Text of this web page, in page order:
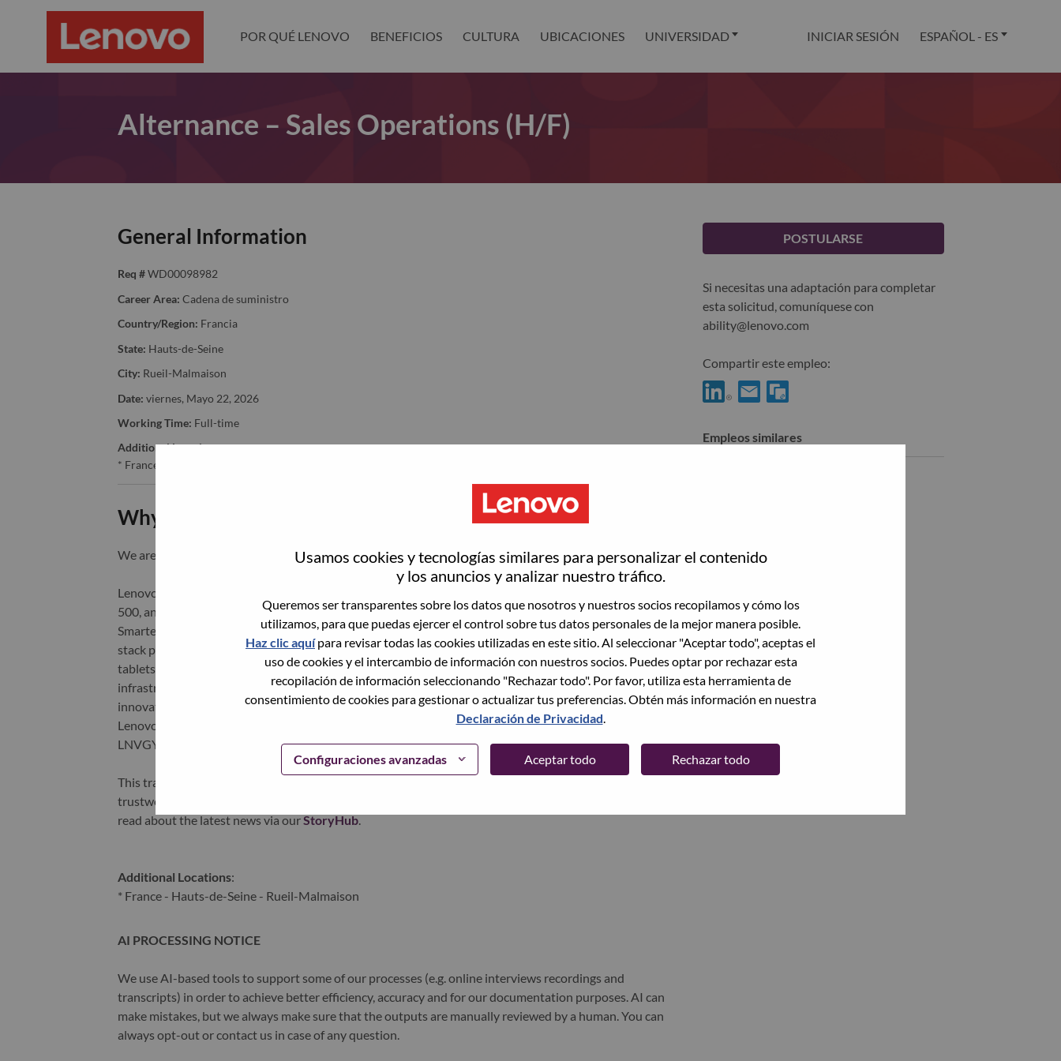
Usamos cookies y tecnologías similares para personalizar el contenido
y los anuncios y analizar nuestro tráfico.
Queremos ser transparentes sobre los datos que nosotros y nuestros socios recopilamos y cómo los
utilizamos, para que puedas ejercer el control sobre tus datos personales de la mejor manera posible.
Haz clic aquípara revisar todas las cookies utilizadas en este sitio. Al seleccionar "Aceptar todo", aceptas el
uso de cookies y el intercambio de información con nuestros socios. Puedes optar por rechazar esta
recopilación de información seleccionando "Rechazar todo". Por favor, utiliza esta herramienta de
consentimiento de cookies para gestionar o actualizar tus preferencias. Obtén más información en nuestra
Declaración de Privacidad.
Configuraciones avanzadas Aceptar todo Rechazar todo
POR QUÉ LENOVO BENEFICIOS CULTURA UBICACIONES UNIVERSIDAD INICIAR SESIÓN ESPAÑOL - ES
Alternance – Sales Operations (H/F)
General Information
Req # WD00098982
Career Area: Cadena de suministro
Country/Region: Francia
State: Hauts-de-Seine
City: Rueil-Malmaison
Date: viernes, Mayo 22, 2026
Working Time: Full-time
Additional Locations:
* France - Hauts-de-Seine - Rueil-Malmaison
Why Work at Lenovo
We are Lenovo. We do what we say. We own what we do. We WOW our customers.
Lenovo is a US$83 billion revenue global technology powerhouse, ranked #153 in the Fortune Global
500, and serving millions of customers every day in 180 markets. Focused on a bold vision to deliver
Smarter Technology for All, Lenovo has built on its success as the world’s largest PC company with a full-
stack portfolio of AI-enabled, AI-ready, and AI-optimized devices (PCs, workstations, smartphones,
tablets), infrastructure (server, storage, edge, high performance computing and software defined
infrastructure), software, solutions, and services. Lenovo’s continued investment in world-changing
innovation is building a more equitable, trustworthy, and smarter future for everyone, everywhere.
Lenovo is listed on the Hong Kong stock exchange under Lenovo Group Limited (HKSE: 992) (ADR:
LNVGY).
This transformation together with Lenovo’s world-changing innovation is building a more inclusive,
trustworthy, and smarter future for everyone, everywhere. To find out more visit
read about the latest news via ourStoryHub.
Additional Locations:
* France - Hauts-de-Seine - Rueil-Malmaison
AI PROCESSING NOTICE
We use AI-based tools to support some of our processes (e.g. online interviews recordings and
transcripts) in order to achieve better efficiency, accuracy and for our documentation purposes. AI can
make mistakes, but we always make sure that the outputs are manually reviewed by a human. You can
always opt-out or contact us in case of any question.
POSTULARSE
Si necesitas una adaptación para completar
esta solicitud, comuníquese con
ability@lenovo.com
Compartir este empleo:
Empleos similares